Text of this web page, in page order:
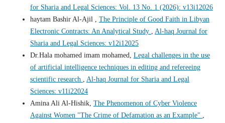
for Sharia and Legal Sciences: Vol. 13 No. 1 (2026): v13i12026
haytam Bashir Al-Ajil , The Principle of Good Faith in Libyan
Electronic Contracts: An Analytical Study , Al-haq Journal for
Sharia and Legal Sciences: v12i12025
Dr.Hala mohamed imam mohamed, Legal challenges in the use
of artificial intelligence techniques in editing and refereeing
scientific research , Al-haq Journal for Sharia and Legal
Sciences: v11i22024
Amina Ali Al-Hishik, The Phenomenon of Cyber Violence
Against Women "The Crime of Defamation as an Example" ,